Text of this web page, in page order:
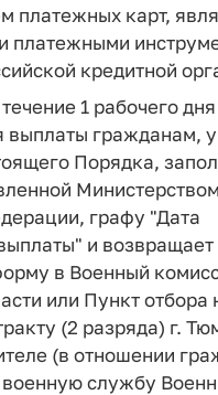
платежных карт,
платежными
кредитной
1 рабочего
выплаты гражданам,
Порядка,
графу "Дата
и возвращает
в Военный
или Пункт отбора
(2 разряда) г.
(в отношении
военную службу